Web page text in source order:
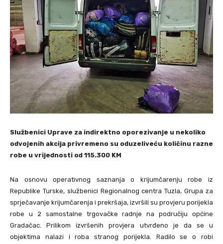
Službenici Uprave za indirektno oporezivanje u nekoliko
odvojenih akcija privremeno su oduzeliveću količinu razne
robe u vrijednosti od 115.300 KM
Na osnovu operativnog saznanja o krijumčarenju robe iz
Republike Turske, službenici Regionalnog centra Tuzla, Grupa za
sprječavanje krijumčarenja i prekršaja, izvršili su provjeru porijekla
robe u 2 samostalne trgovačke radnje na područiju općine
Gradačac. Prilikom izvršenih provjera utvrđeno je da se u
objektima nalazi i roba stranog porijekla. Radilo se o robi